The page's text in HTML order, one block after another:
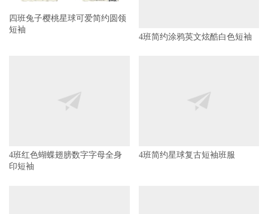
四班兔子樱桃星球可爱简约圆领
短袖
4班简约涂鸦英文炫酷白色短袖
4班红色蝴蝶翅膀数字字母全身
印短袖
4班简约星球复古短袖班服